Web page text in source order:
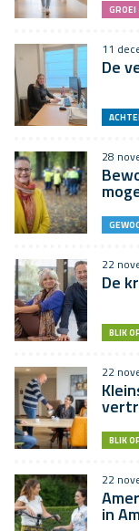
GROEI
11
De
28
22
De
BLIK
22
BLIK
22
in